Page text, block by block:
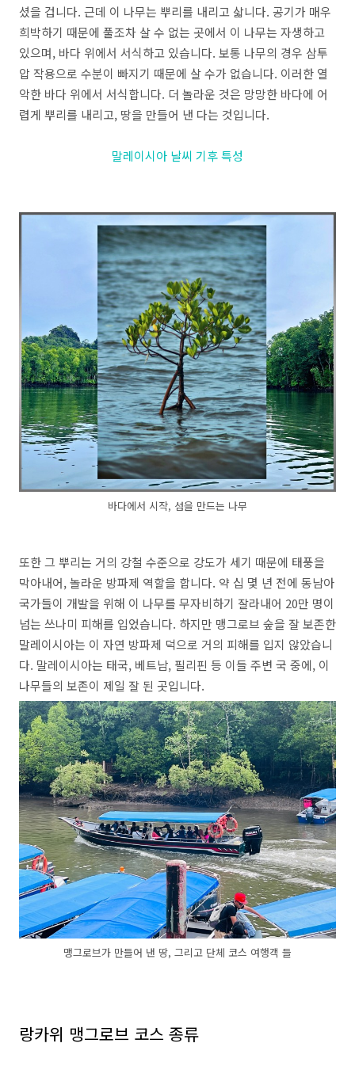
셨을 겁니다. 근데 이 나무는 뿌리를 내리고 삷니다. 공기가 매우
희박하기 때문에 풀조차 살 수 없는 곳에서 이 나무는 자생하고
있으며, 바다 위에서 서식하고 있습니다. 보통 나무의 경우 삼투
압 작용으로 수분이 빠지기 때문에 살 수가 없습니다. 이러한 열
악한 바다 위에서 서식합니다. 더 놀라운 것은 망망한 바다에 어
렵게 뿌리를 내리고, 땅을 만들어 낸 다는 것입니다.
말레이시아 날씨 기후 특성
바다에서 시작, 섬을 만드는 나무
또한 그 뿌리는 거의 강철 수준으로 강도가 세기 때문에 태풍을
막아내어, 놀라운 방파제 역할을 합니다. 약 십 몇 년 전에 동남아
국가들이 개발을 위해 이 나무를 무자비하기 잘라내어 20만 명이
넘는 쓰나미 피해를 입었습니다. 하지만 맹그로브 숲을 잘 보존한
말레이시아는 이 자연 방파제 덕으로 거의 피해를 입지 않았습니
다. 말레이시아는 태국, 베트남, 필리핀 등 이들 주변 국 중에, 이
나무들의 보존이 제일 잘 된 곳입니다.
맹그로브가 만들어 낸 땅, 그리고 단체 코스 여행객 들
랑카위 맹그로브 코스 종류